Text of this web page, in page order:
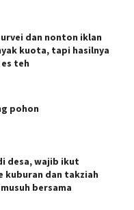
dan nonton iklan
kuota, tapi hasilnya
teh
pohon
desa, wajib ikut
kuburan dan takziah
bersama